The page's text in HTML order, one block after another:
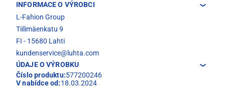
INFORMACE O VÝROBCI
L-Fahion Group
Tiilimäenkatu 9
FI - 15680 Lahti
kundenservice@luhta.com
ÚDAJE O VÝROBKU
Číslo produktu:577200246
V nabídce od:18.03.2024